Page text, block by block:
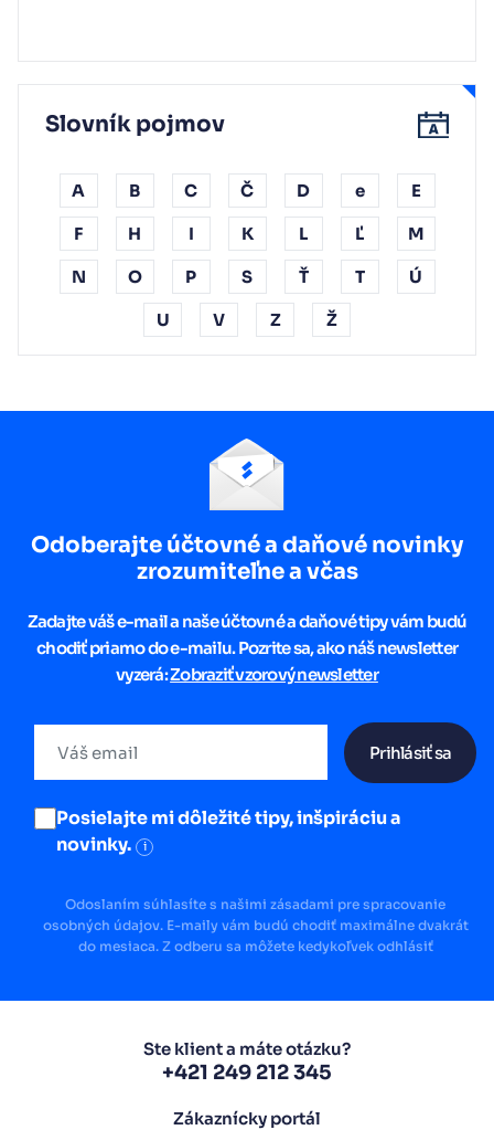
Slovník pojmov
A B C Č D e E
F H I K L Ľ M
N O P S Ť T Ú
U V Z Ž
Odoberajte účtovné a daňové novinky
zrozumiteľne a včas
Zadajte váš e-mail a naše účtovné a daňové tipy vám budú
chodiť priamo do e-mailu. Pozrite sa, ako náš newsletter
vyzerá:Zobraziť vzorový newsletter
Prihlásiť sa
Posielajte mi dôležité tipy, inšpiráciu a
novinky.
i
Odoslaním súhlasíte s našimi zásadami pre spracovanie
osobných údajov. E-maily vám budú chodiť maximálne dvakrát
do mesiaca. Z odberu sa môžete kedykoľvek odhlásiť
Ste klient a máte otázku?
+421 249 212 345
Zákaznícky portál